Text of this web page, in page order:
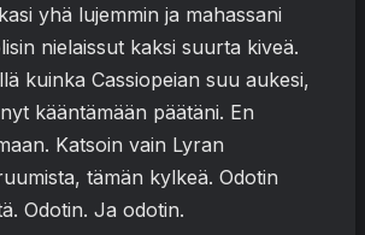
yhä lujemmin ja mahassani
nielaissut kaksi suurta kiveä.
kuinka Cassiopeian suu aukesi,
kääntämään päätäni. En
Katsoin vain Lyran
tämän kylkeä. Odotin
Odotin. Ja odotin.